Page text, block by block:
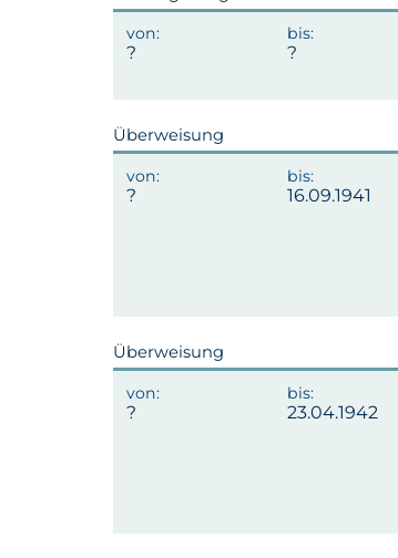
Überweisung
16.09.1941
Überweisung
23.04.1942